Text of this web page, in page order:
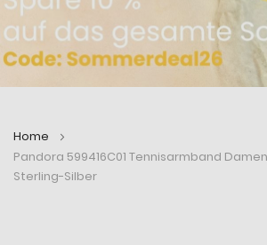
Home
Pandora 599416C01 Tennisarmband
Sterling-Silber